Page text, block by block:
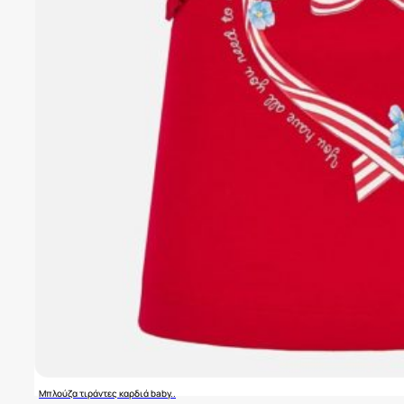
Μπλούζα τιράντες καρδιά baby..